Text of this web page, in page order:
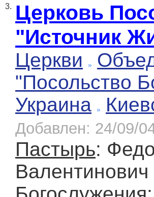
3. Церковь
"Источник
Церкви
"Посольство
Украина
Добавлен: 24/09/
Пастырь:
Валентинович